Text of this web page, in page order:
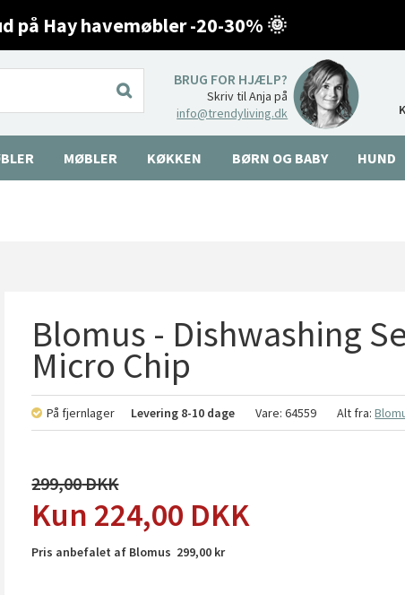
på Hay havemøbler -20-30% 🌞
BRUG FOR HJÆLP?
Skriv til Anja på
info@trendyliving.dk
MØBLER KØKKEN BØRN OG BABY HUND
Blomus - Dishwashing
Micro Chip
På fjernlager Levering 8-10 dage Vare:64559 Alt fra:
299,00
224,00 DKK
Pris anbefalet af Blomus 299,00 kr